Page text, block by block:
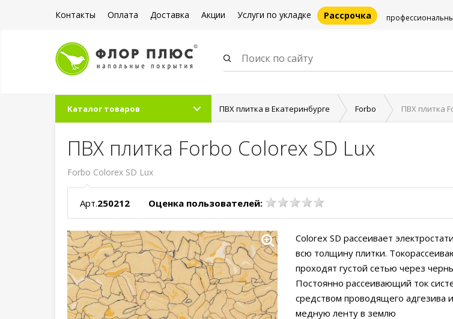
Контакты Оплата Доставка Акции Услуги по укладке Рассрочка
Каталог товаров ПВХ плитка в Екатеринбурге Forbo ПВХ плитка
ПВХ плитка Forbo Colorex SD Lux
Forbo Colorex SD Lux
Арт.250212 Оценка пользователей:
Colorex SD рассеивает
всю толщину плитки.
проходят густой сетью через
Постоянно рассеивающий ток
средством проводящего адгезива
медную ленту в землю